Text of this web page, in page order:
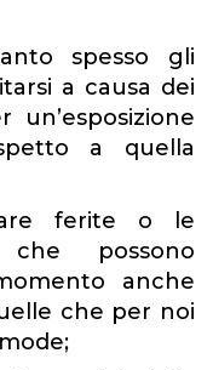
spesso gli
a causa dei
a quella
ferite o le
possono
anche
che per noi